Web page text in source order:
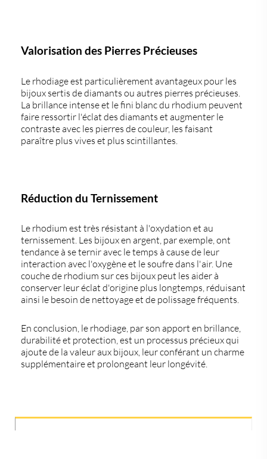
Valorisation des Pierres Précieuses
Le rhodiage est particulièrement avantageux pour les
bijoux sertis de diamants ou autres pierres précieuses.
La brillance intense et le fini blanc du rhodium peuvent
faire ressortir l'éclat des diamants et augmenter le
contraste avec les pierres de couleur, les faisant
paraître plus vives et plus scintillantes.
Réduction du Ternissement
Le rhodium est très résistant à l'oxydation et au
ternissement. Les bijoux en argent, par exemple, ont
tendance à se ternir avec le temps à cause de leur
interaction avec l'oxygène et le soufre dans l'air. Une
couche de rhodium sur ces bijoux peut les aider à
conserver leur éclat d'origine plus longtemps, réduisant
ainsi le besoin de nettoyage et de polissage fréquents.
En conclusion, le rhodiage, par son apport en brillance,
durabilité et protection, est un processus précieux qui
ajoute de la valeur aux bijoux, leur conférant un charme
supplémentaire et prolongeant leur longévité.